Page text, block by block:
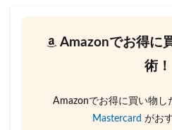
Amazonでお得に
術！
Amazonでお得に買い物し
Mastercard がお